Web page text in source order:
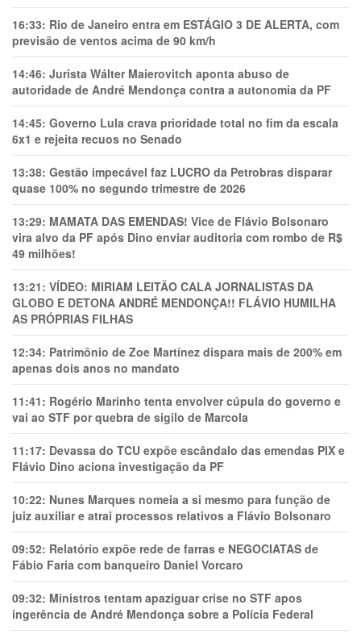
16:33: Rio de Janeiro entra em ESTÁGIO 3 DE ALERTA, com
previsão de ventos acima de 90 km/h
14:46: Jurista Wálter Maierovitch aponta abuso de
autoridade de André Mendonça contra a autonomia da PF
14:45: Governo Lula crava prioridade total no fim da escala
6x1 e rejeita recuos no Senado
13:38: Gestão impecável faz LUCRO da Petrobras disparar
quase 100% no segundo trimestre de 2026
13:29: MAMATA DAS EMENDAS! Vice de Flávio Bolsonaro
vira alvo da PF após Dino enviar auditoria com rombo de R$
49 milhões!
13:21: VÍDEO: MIRIAM LEITÃO CALA JORNALISTAS DA
GLOBO E DETONA ANDRÉ MENDONÇA!! FLÁVIO HUMILHA
AS PRÓPRIAS FILHAS
12:34: Patrimônio de Zoe Martínez dispara mais de 200% em
apenas dois anos no mandato
11:41: Rogério Marinho tenta envolver cúpula do governo e
vai ao STF por quebra de sigilo de Marcola
11:17: Devassa do TCU expõe escândalo das emendas PIX e
Flávio Dino aciona investigação da PF
10:22: Nunes Marques nomeia a si mesmo para função de
juiz auxiliar e atrai processos relativos a Flávio Bolsonaro
09:52: Relatório expõe rede de farras e NEGOCIATAS de
Fábio Faria com banqueiro Daniel Vorcaro
09:32: Ministros tentam apaziguar crise no STF apos
ingerência de André Mendonça sobre a Polícia Federal